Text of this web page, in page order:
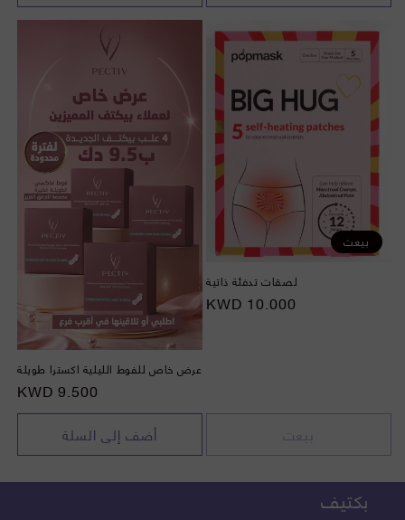
بيعت
لصقات تدفئة ذاتية
السعر
10.000 KWD
بيعت
عرض خاص للفوط الليلية اكسترا طويلة
السعر
9.500 KWD
أضف إلى السلة
بكتيف